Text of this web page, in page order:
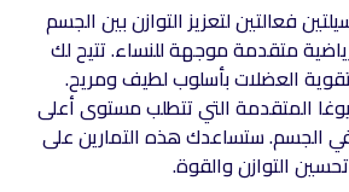
فعالتين لتعزيز التوازن بين الجسم
متقدمة موجهة للنساء. تتيح لك
العضلات بأسلوب لطيف ومريح.
المتقدمة التي تتطلب مستوى أعلى
الجسم. ستساعدك هذه التمارين على
التوازن والقوة.